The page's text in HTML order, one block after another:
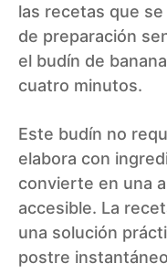
las recetas que
de preparación
el budín de
cuatro minutos.
Este budín no
elabora con
convierte en una
accesible. La
una solución
postre